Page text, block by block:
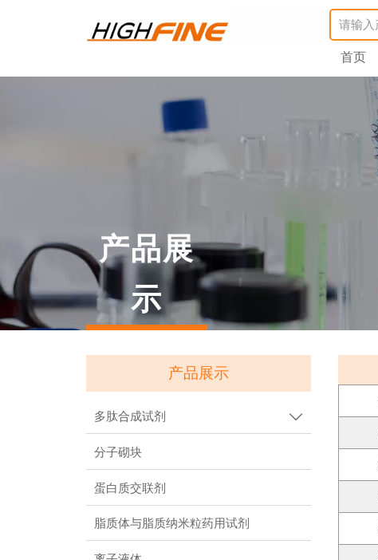
首页
产品展
示
产品展示
多肽合成试剂 
分子砌块
蛋白质交联剂
脂质体与脂质纳米粒药用试剂